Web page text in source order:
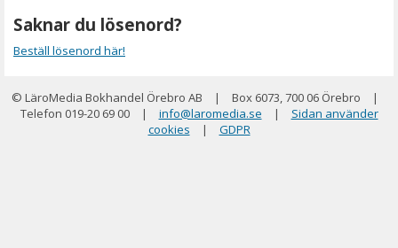
Saknar du lösenord?
Beställ lösenord här!
© LäroMedia Bokhandel Örebro AB | Box 6073, 700 06 Örebro
|
Telefon 019-20 69 00
| info@laromedia.se |
Sidan använder
cookies
| GDPR